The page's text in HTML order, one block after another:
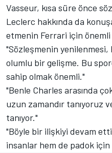
Vasseur, kısa süre önce
Leclerc hakkında da
etmenin Ferrari için
"Sözleşmenin
olumlu bir gelişme. Bu
sahip olmak önemli."
"Benle Charles arasında
uzun zamandır tanıyoruz
tanıyor."
"Böyle bir ilişkiyi devam
insanlar hem de padok